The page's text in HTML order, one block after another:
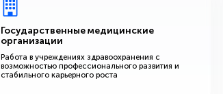
Государственные медицинские
организации
Работа в учреждениях здравоохранения с
возможностью профессионального развития и
стабильного карьерного роста